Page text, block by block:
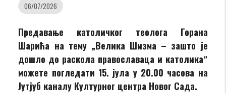
06/07/2026
Предавање католичког теолога Горана
Шарића на тему „Велика Шизма – зашто је
дошло до раскола православaца и католикаˮ
можете погледати 15. јула у 20.00 часова на
Jутјуб каналу Културног центра Новог Сада.